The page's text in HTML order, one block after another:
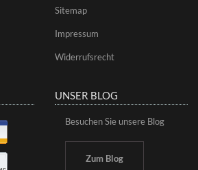
Sitemap
Impressum
Widerrufsrecht
UNSER BLOG
Besuchen Sie unsere Blog
Zum Blog